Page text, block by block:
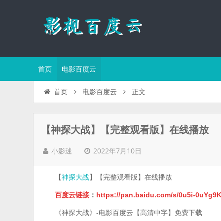
首页 电影百度云
首页 电影百度云 正文
【神探大战】【完整观看版】在线播放
小影迷 2022年7月10日
【神探大战】【完整观看版】在线播放
百度云链接 ： https://pan.baidu.com/s/0u5i-
《神探大战》-电影百度云【高清中字】免费下载